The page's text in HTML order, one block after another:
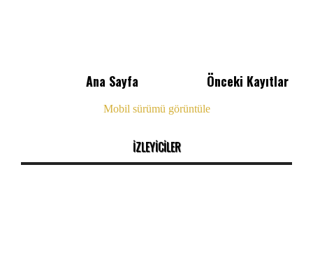
Önceki Kayıtlar
Ana Sayfa
Mobil sürümü görüntüle
İZLEYİCİLER